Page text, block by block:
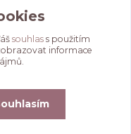
souhlass použitím
informace